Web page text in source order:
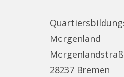
Morgenland
28237 Bremen